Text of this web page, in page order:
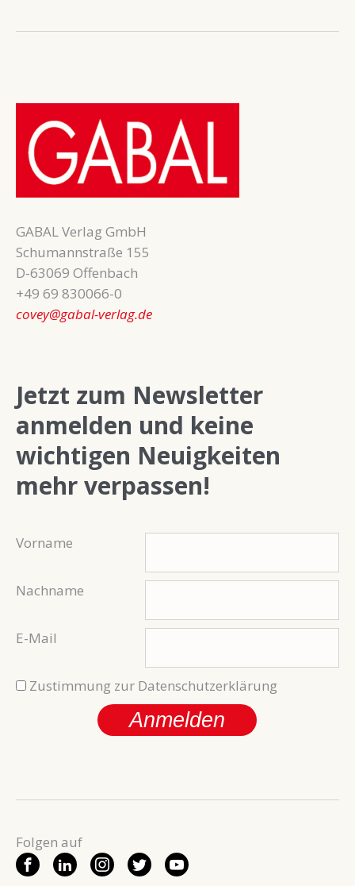
GABAL Verlag GmbH
Schumannstraße 155
D-63069 Offenbach
+49 69 830066-0
covey@gabal-verlag.de
Jetzt zum Newsletter
anmelden und keine
wichtigen Neuigkeiten
mehr verpassen!
Vorname
Nachname
E-Mail
Zustimmung zur Datenschutzerklärung
Anmelden